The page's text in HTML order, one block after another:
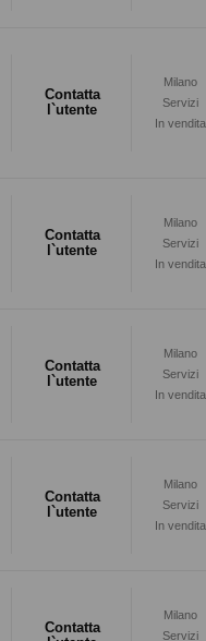
Contatta
l`utente
Milano
Servizi
In vendita
Contatta
l`utente
Milano
Servizi
In vendita
Contatta
l`utente
Milano
Servizi
In vendita
Contatta
l`utente
Milano
Servizi
In vendita
Contatta
Milano
Servizi